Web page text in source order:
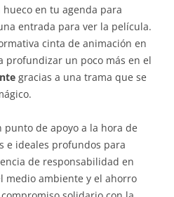
hueco en tu agenda para
entrada para ver la película.
cinta de animación en
profundizar un poco más en el
gracias a una trama que se
de apoyo a la hora de
e ideales profundos para
de responsabilidad en
medio ambiente y el ahorro